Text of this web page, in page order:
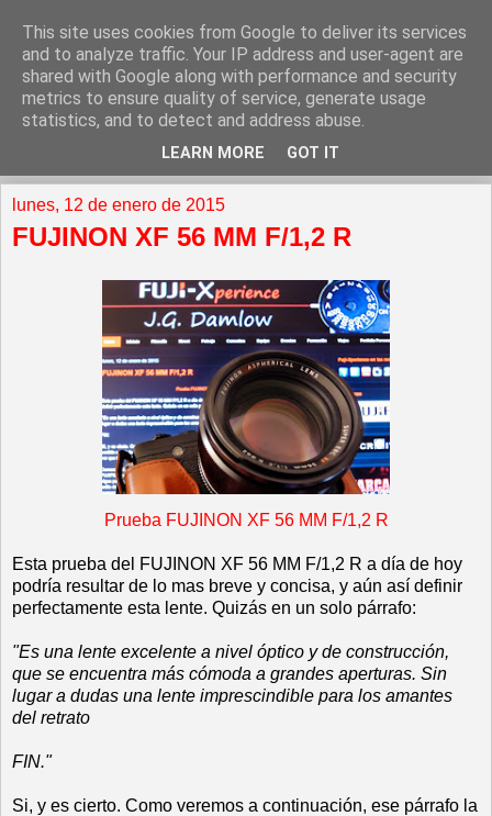
lunes, 12 de enero de 2015
FUJINON XF 56 MM F/1,2 R
Prueba FUJINON XF 56 MM F/1,2 R
Esta prueba del FUJINON XF 56 MM F/1,2 R a día de hoy
podría resultar de lo mas breve y concisa, y aún así definir
perfectamente esta lente. Quizás en un solo párrafo:
"Es una lente excelente a nivel óptico y de construcción,
que se encuentra más cómoda a grandes aperturas. Sin
lugar a dudas una lente imprescindible para los amantes
del retrato
FIN."
Si, y es cierto. Como veremos a continuación, ese párrafo la
This site uses cookies from Google to deliver its services
and to analyze traffic. Your IP address and user-agent are
shared with Google along with performance and security
metrics to ensure quality of service, generate usage
statistics, and to detect and address abuse.
LEARN MORE GOT IT